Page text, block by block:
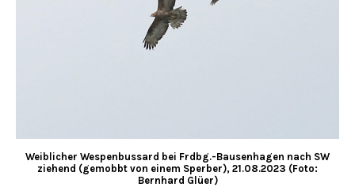
Weiblicher Wespenbussard bei Frdbg.-Bausenhagen nach SW
ziehend (gemobbt von einem Sperber), 21.08.2023 (Foto:
Bernhard Glüer)